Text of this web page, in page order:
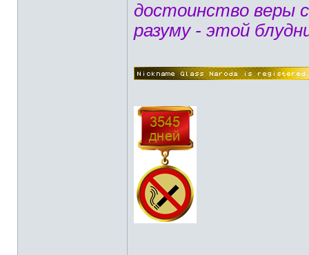
достоинство веры
разуму - этой